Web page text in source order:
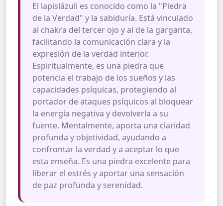
El lapislázuli es conocido como la "Piedra
de la Verdad" y la sabiduría. Está vinculado
al chakra del tercer ojo y al de la garganta,
facilitando la comunicación clara y la
expresión de la verdad interior.
Espiritualmente, es una piedra que
potencia el trabajo de los sueños y las
capacidades psíquicas, protegiendo al
portador de ataques psíquicos al bloquear
la energía negativa y devolverla a su
fuente. Mentalmente, aporta una claridad
profunda y objetividad, ayudando a
confrontar la verdad y a aceptar lo que
esta enseña. Es una piedra excelente para
liberar el estrés y aportar una sensación
de paz profunda y serenidad.